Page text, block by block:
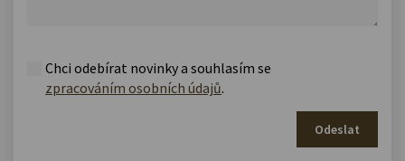
Chci odebírat novinky a souhlasím se
zpracováním osobních údajů.
Odeslat